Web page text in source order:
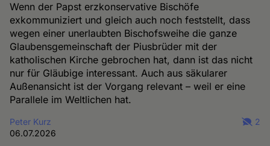
Wenn der Papst erzkonservative Bischöfe
exkommuniziert und gleich auch noch feststellt, dass
wegen einer unerlaubten Bischofsweihe die ganze
Glaubensgemeinschaft der Piusbrüder mit der
katholischen Kirche gebrochen hat, dann ist das nicht
nur für Gläubige interessant. Auch aus säkularer
Außenansicht ist der Vorgang relevant – weil er eine
Parallele im Weltlichen hat.
Peter Kurz
06.07.2026
2